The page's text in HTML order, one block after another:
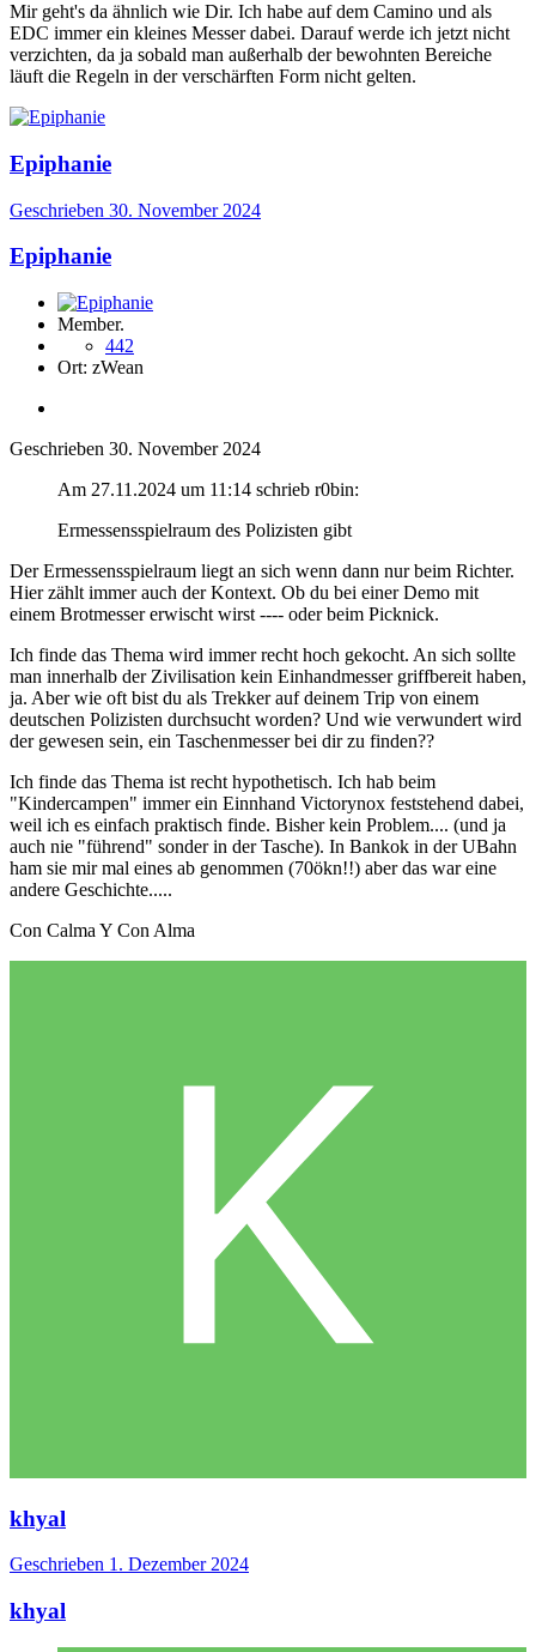
Mir geht's da ähnlich wie Dir. Ich habe auf dem Camino und als
EDC immer ein kleines Messer dabei. Darauf werde ich jetzt nicht
verzichten, da ja sobald man außerhalb der bewohnten Bereiche
läuft die Regeln in der verschärften Form nicht gelten.
Epiphanie
Geschrieben 30. November 2024
Epiphanie
Member.
442
Ort: zWean
Geschrieben 30. November 2024
Am 27.11.2024 um 11:14 schrieb r0bin:
Ermessensspielraum des Polizisten gibt
Der Ermessensspielraum liegt an sich wenn dann nur beim Richter.
Hier zählt immer auch der Kontext. Ob du bei einer Demo mit
einem Brotmesser erwischt wirst ---- oder beim Picknick.
Ich finde das Thema wird immer recht hoch gekocht. An sich sollte
man innerhalb der Zivilisation kein Einhandmesser griffbereit haben,
ja. Aber wie oft bist du als Trekker auf deinem Trip von einem
deutschen Polizisten durchsucht worden? Und wie verwundert wird
der gewesen sein, ein Taschenmesser bei dir zu finden??
Ich finde das Thema ist recht hypothetisch. Ich hab beim
"Kindercampen" immer ein Einnhand Victorynox feststehend dabei,
weil ich es einfach praktisch finde. Bisher kein Problem.... (und ja
auch nie "führend" sonder in der Tasche). In Bankok in der UBahn
ham sie mir mal eines ab genommen (70ökn!!) aber das war eine
andere Geschichte.....
Con Calma Y Con Alma
khyal
Geschrieben 1. Dezember 2024
khyal